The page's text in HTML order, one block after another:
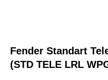
Fender Standart
(STD TELE LRL